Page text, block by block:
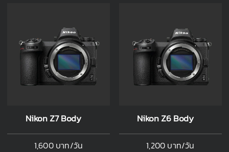
Nikon Z7 Body
1,600 บาท/วัน
Nikon Z6 Body
1,200 บาท/วัน